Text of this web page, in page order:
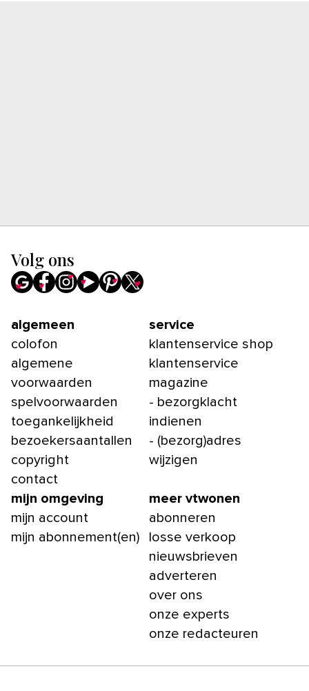
Volg ons
algemeen
colofon
algemene
voorwaarden
spelvoorwaarden
toegankelijkheid
bezoekersaantallen
copyright
contact
service
klantenservice shop
klantenservice
magazine
- bezorgklacht
indienen
- (bezorg)adres
wijzigen
mijn omgeving
mijn account
mijn abonnement(en)
meer vtwonen
abonneren
losse verkoop
nieuwsbrieven
adverteren
over ons
onze experts
onze redacteuren